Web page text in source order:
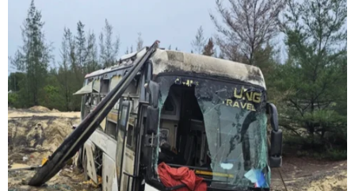
Quỷ đỏ trải qua 4 trận không thắng. (Nguồn: Getty Images)
Manchester United tiếp tục gây thất vọng trong
những ngày cuối năm khi bị Southampton cầm
hòa 0-0 ngay trên sân nhà ở vòng 21 Premier
League.
Đây cũng là trận thứ tư liên tiếp đoàn quân của
huấn luyện viên Jose Mourinho không biết đến